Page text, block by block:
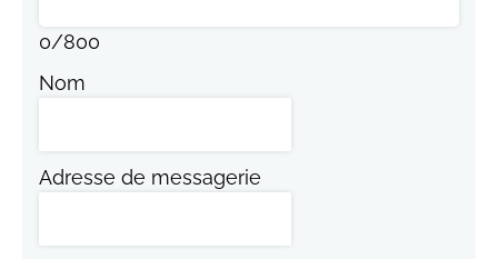
0/800
Nom
Adresse de messagerie